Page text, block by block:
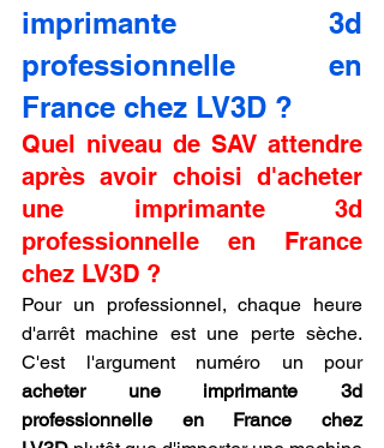
imprimante 3d
professionnelle en
France chez LV3D ?
Quel niveau de SAV attendre
après avoir choisi d'acheter
une imprimante 3d
professionnelle en France
chez LV3D ?
Pour un professionnel, chaque heure
d'arrêt machine est une perte sèche.
C'est l'argument numéro un pour
acheter une imprimante 3d
professionnelle en France chez